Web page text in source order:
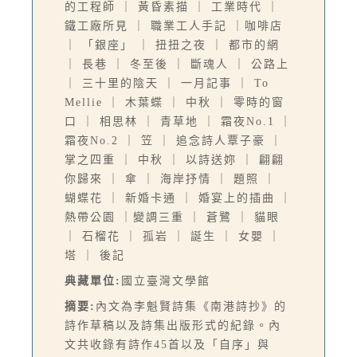
的工程師 ｜ 黃昏素描 ｜ 工業時代 ｜
鐵工廠所見 ｜ 職業工人手記 ｜咖啡店
｜ 「銀座」 ｜ 扭扭之夜 ｜ 都市的網
｜ 長巷 ｜ 冬至後 ｜ 斷魂人 ｜ 公路上
｜ 三十里的陰天 ｜ 一月記事 ｜ To
Mellie ｜ 木葉蝶 ｜ 中秋 ｜ 零時的窗
口 ｜ 相思林 ｜ 青草地 ｜ 霜夜No.1 ｜
霜夜No.2 ｜ 笠 ｜ 追念詩人覃子豪 ｜
掌之四重 ｜ 中秋 ｜ 以詩送妳 ｜ 翩翩
你歸來 ｜ 傘 ｜ 海岸抒情 ｜ 題照 ｜
蝴蝶花 ｜ 新婚卡通 ｜ 婚宴上的插曲 ｜
熱帶公園 ｜變調三重 ｜ 蒼鷺 ｜ 貓眼
｜ 石榴花 ｜ 孤岩 ｜ 誕生 ｜ 女嬰 ｜
塔 ｜ 後記
典藏單位: 國立臺灣文學館
摘要: 內文為李魁賢詩集《南港詩抄》的
詩作草稿以及詩集出版形式的紀錄。內
文共收錄有詩作45首以及「自序」與